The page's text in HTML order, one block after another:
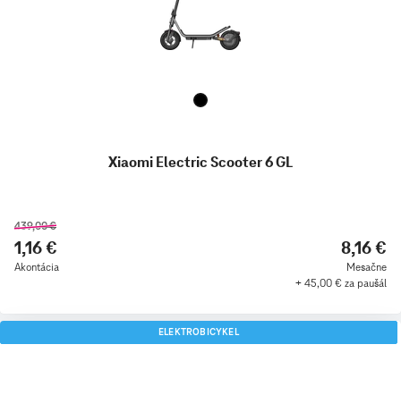
Xiaomi Electric Scooter 6 GL
439,00 €
1,16 €
Akontácia
8,16 €
Mesačne
+ 45,00 € za paušál
ELEKTROBICYKEL